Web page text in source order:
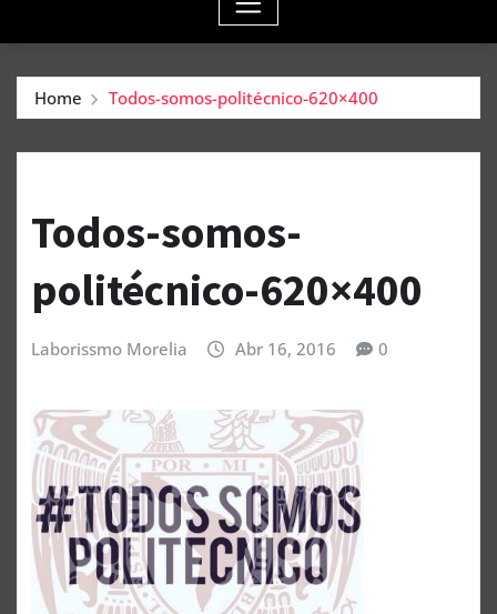
Home Todos-somos-politécnico-620×400
Todos-somos-
politécnico-620×400
Laborissmo Morelia Abr 16, 2016 0